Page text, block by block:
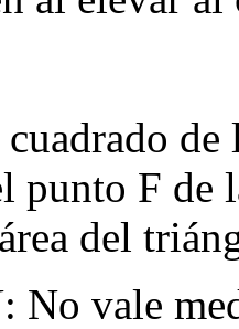
punto F
del
No vale